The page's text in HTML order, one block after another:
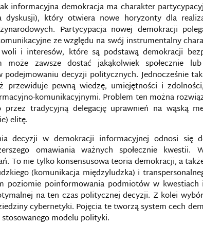
informacyjna demokracja ma charakter
dyskusji), który otwiera nowe horyzonty dla
Partycypacja nowej demokracji
ze względu na swój instrumentalny
i interesów, które są podstawą demokracji
może zawsze dostać jakąkolwiek społecznie
podejmowaniu decyzji politycznych. Jednocześnie
przewiduje pewną wiedzę, umiejętności i
komunikacyjnymi. Problem ten można
tradycyjną delegację uprawnień na wąską
elitę.
decyzji w demokracji informacyjnej odnosi się
omawiania ważnych społecznie kwestii.
To nie tylko konsensusowa teoria demokracji, a
(komunikacja międzyludzka) i
poziomie poinformowania podmiotów w kwestiach
na ten czas politycznej decyzji. Z kolei
cybernetyki. Pojęcia te tworzą system cech
modelu polityki.